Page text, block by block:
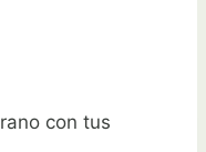
con tus